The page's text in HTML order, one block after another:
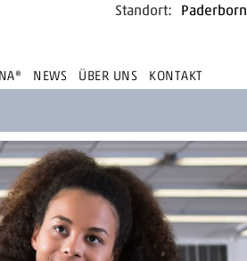
NEWS ÜBER UNS KONTAKT
Standort: Paderborn